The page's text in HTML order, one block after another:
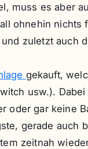
muss es aber
ohnehin nichts
zuletzt auch
gekauft,
usw.).
oder gar keine
gerade auch
zeitnah